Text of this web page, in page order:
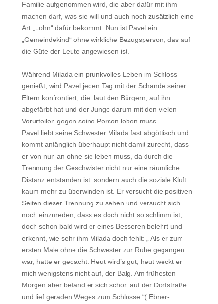
Familie aufgenommen wird, die aber dafür mit ihm
machen darf, was sie will und auch noch zusätzlich eine
Art „Lohn“ dafür bekommt. Nun ist Pavel ein
„Gemeindekind“ ohne wirkliche Bezugsperson, das auf
die Güte der Leute angewiesen ist.
Während Milada ein prunkvolles Leben im Schloss
genießt, wird Pavel jeden Tag mit der Schande seiner
Eltern konfrontiert, die, laut den Bürgern, auf ihn
abgefärbt hat und der Junge darum mit den vielen
Vorurteilen gegen seine Person leben muss.
Pavel liebt seine Schwester Milada fast abgöttisch und
kommt anfänglich überhaupt nicht damit zurecht, dass
er von nun an ohne sie leben muss, da durch die
Trennung der Geschwister nicht nur eine räumliche
Distanz entstanden ist, sondern auch die soziale Kluft
kaum mehr zu überwinden ist. Er versucht die positiven
Seiten dieser Trennung zu sehen und versucht sich
noch einzureden, dass es doch nicht so schlimm ist,
doch schon bald wird er eines Besseren belehrt und
erkennt, wie sehr ihm Milada doch fehlt: „ Als er zum
ersten Male ohne die Schwester zur Ruhe gegangen
war, hatte er gedacht: Heut wird’s gut, heut weckt er
mich wenigstens nicht auf, der Balg. Am frühesten
Morgen aber befand er sich schon auf der Dorfstraße
und lief geraden Weges zum Schlosse.“( Ebner-